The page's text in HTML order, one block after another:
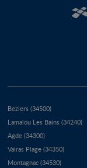
Beziers (34500)
Lamalou Les Bains (34240)
Agde (34300)
Valras Plage (34350)
Montagnac (34530)